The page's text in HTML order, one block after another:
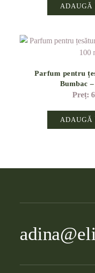
ADAUGĂ
Parfum pentru
Bumbac
ADAUGĂ